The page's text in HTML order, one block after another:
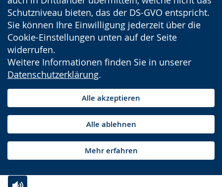
Schutzniveau bieten, das der DS-GVO entspricht.
Sie können Ihre Einwilligung jederzeit über die
Cookie-Einstellungen unten auf der Seite
widerrufen.
Weitere Informationen finden Sie in unserer
Datenschutzerklärung.
Alle akzeptieren
Alle ablehnen
Mehr erfahren